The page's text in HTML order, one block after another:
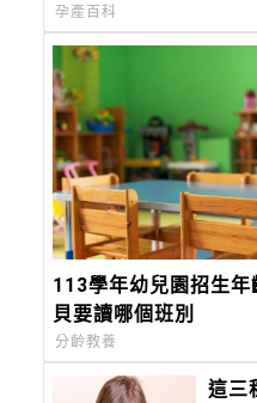
胎教的觀念
孕產百科
113學年幼兒園招生
貝要讀哪個班別
分齡教養
這三